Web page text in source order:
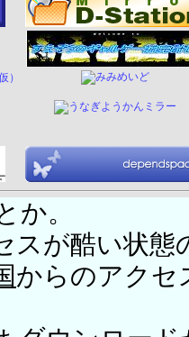
）
か。
スが酷い状態
からのアクセ